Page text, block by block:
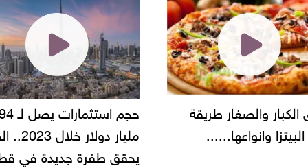
حجم استثمارات يصل لـ 94
"أمن القاهرة" يضبط
شركة مطاعم استولى على
أموال المواطنين بزعم